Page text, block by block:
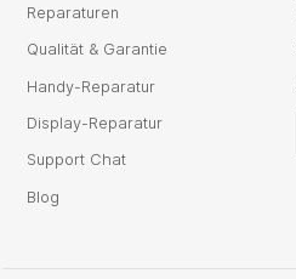
Reparaturen
Qualität & Garantie
Handy-Reparatur
Display-Reparatur
Support Chat
Blog